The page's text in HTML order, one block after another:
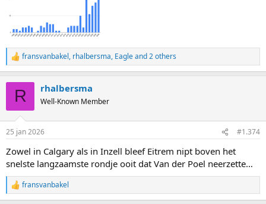
R
e
s
fransvanbakel, rhalbersma, Eagleand 2 others
R rhalbersma
Well-Known Member
25 jan 2026 #1.374
Zowel in Calgary als in Inzell bleef Eitrem nipt boven het
snelste langzaamste rondje ooit dat Van der Poel neerzette…
R
e
fransvanbakel